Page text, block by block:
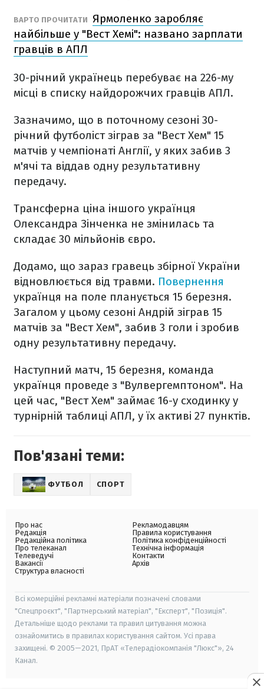
ВАРТО ПРОЧИТАТИ Ярмоленко заробляє
найбільше у "Вест Хемі": названо зарплати
гравців в АПЛ
30-річний українець перебуває на 226-му
місці в списку найдорожчих гравців АПЛ.
Зазначимо, що в поточному сезоні 30-
річний футболіст зіграв за "Вест Хем" 15
матчів у чемпіонаті Англії, у яких забив 3
м'ячі та віддав одну результативну
передачу.
Трансферна ціна іншого українця
Олександра Зінченка не змінилась та
складає 30 мільйонів євро.
Додамо, що зараз гравець збірної України
відновлюється від травми. Повернення
українця на поле планується 15 березня.
Загалом у цьому сезоні Андрій зіграв 15
матчів за "Вест Хем", забив 3 голи і зробив
одну результативну передачу.
Наступний матч, 15 березня, команда
українця проведе з "Вулвергемптоном". На
цей час, "Вест Хем" займає 16-у сходинку у
турнірній таблиці АПЛ, у їх активі 27 пунктів.
Пов'язані теми:
ФУТБОЛ СПОРТ
Про нас
Редакція
Редакційна політика
Про телеканал
Телеведучі
Вакансії
Структура власності
Рекламодавцям
Правила користування
Політика конфіденційності
Технічна інформація
Контакти
Архів
Всі комерційні рекламні матеріали позначені словами
"Спецпроєкт", "Партнерський матеріал", "Експерт", "Позиція".
Детальніше щодо реклами та правил цитування можна
ознайомитись в правилах користування сайтом. Усі права
захищені. © 2005—2021, ПрАТ «Телерадіокомпанія "Люкс"», 24
Канал.